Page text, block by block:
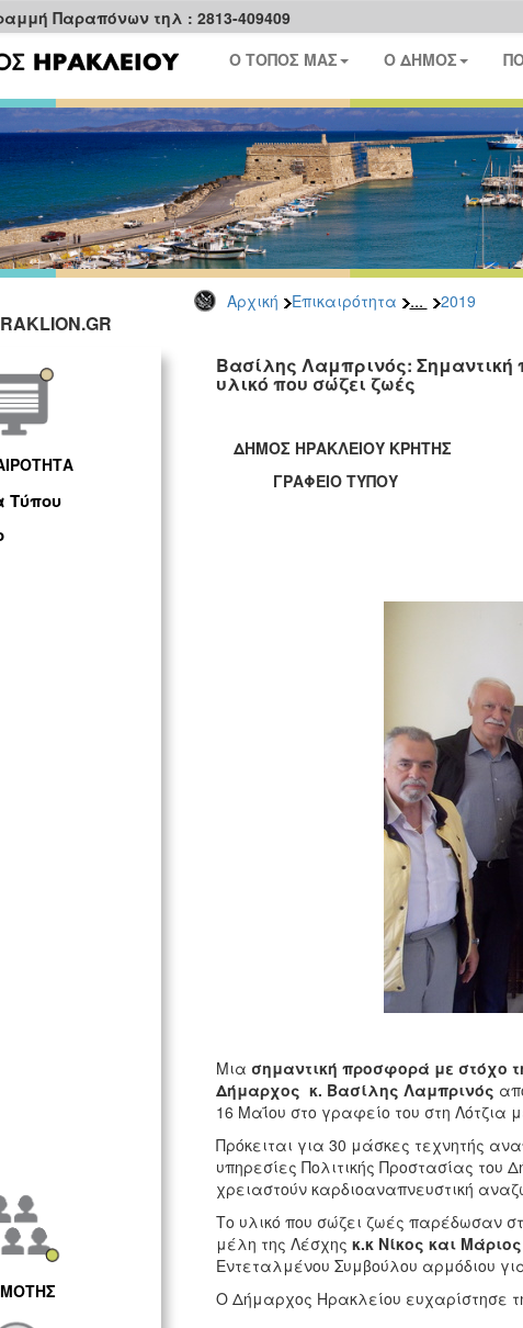
Παραπόνων τηλ : 2813-409409
Ο ΤΟΠΟΣ ΜΑΣ Ο ΔΗΜΟΣ
Αρχική Επικαιρότητα ... 2019
Τύπου
Βασίλης Λαμπρινός: Σημαντική
υλικό που σώζει ζωές
ΔΗΜΟΣ
ΓΡΑΦΕΙΟ ΤΥΠΟΥ
Μια σημαντική προσφορά με στόχο
Δήμαρχος κ. Βασίλης Λαμπρινός
16 Μαΐου στο γραφείο του στη Λότζια
Πρόκειται για 30 μάσκες τεχνητής
υπηρεσίες Πολιτικής Προστασίας
χρειαστούν καρδιοαναπνευστική
Το υλικό που σώζει ζωές παρέδωσαν
μέλη της Λέσχης κ.κ Νίκος και
Εντεταλμένου Συμβούλου αρμόδιου
Ο Δήμαρχος Ηρακλείου ευχαρίστησε